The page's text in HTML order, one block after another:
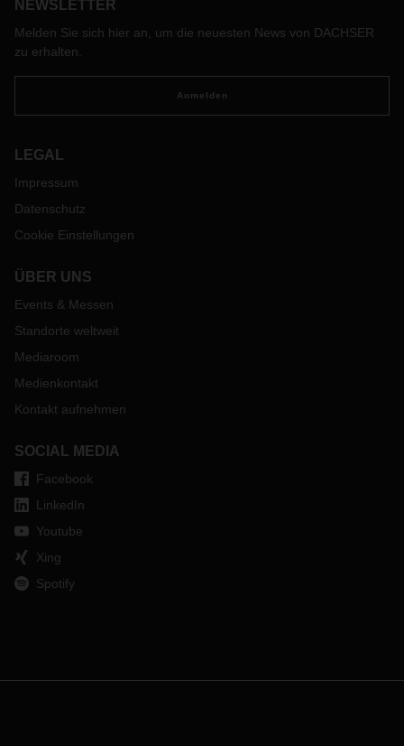
NEWSLETTER
Melden Sie sich hier an, um die neuesten News von DACHSER
zu erhalten.
Anmelden
LEGAL
Impressum
Datenschutz
Cookie Einstellungen
ÜBER UNS
Events & Messen
Standorte weltweit
Mediaroom
Medienkontakt
Kontakt aufnehmen
SOCIAL MEDIA
Facebook
LinkedIn
Youtube
Xing
Spotify